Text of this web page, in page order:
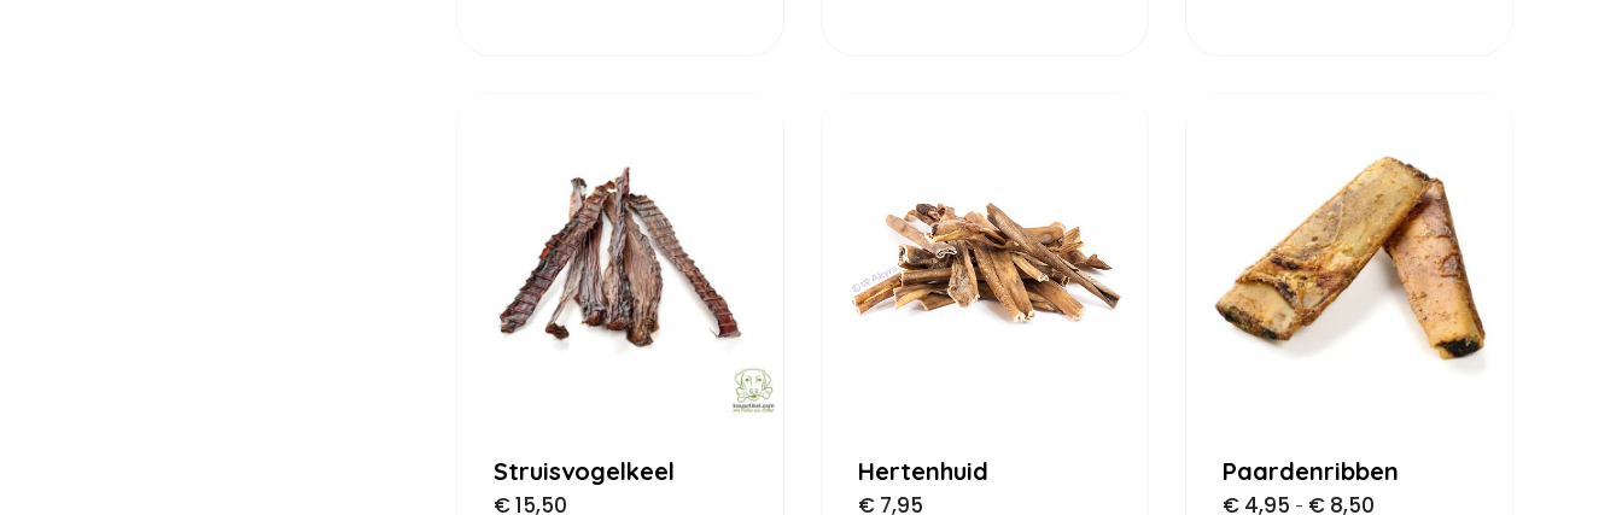
Struisvogelkeel
€15,50
Hertenhuid
€7,95
Paardenribben
€4,95 - €8,50